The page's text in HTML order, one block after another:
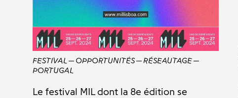
FESTIVAL OPPORTUNITÉS
RÉSEAUTAGE
PORTUGAL
Le festival MIL dont la 8e édition se